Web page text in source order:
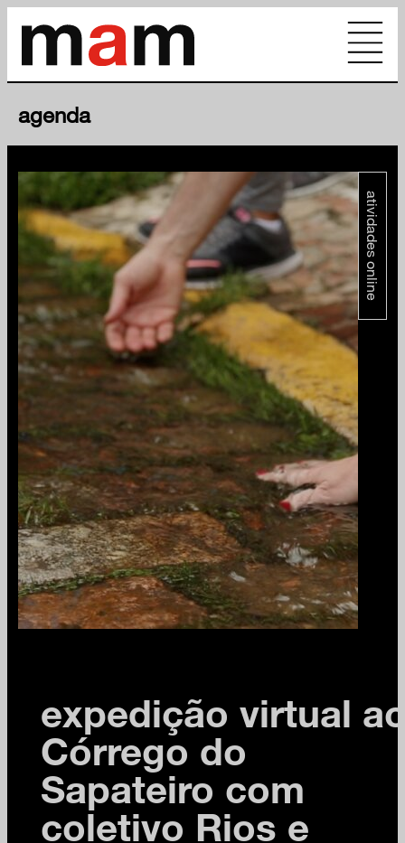
agenda
atividades online
expedição virtual
Córrego do
Sapateiro com
coletivo Rios e